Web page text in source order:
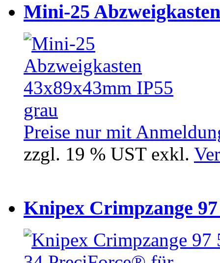
Mini-25
Preise nur mit
zzgl. 19 % UST exkl.
Knipex Crimpzange 97